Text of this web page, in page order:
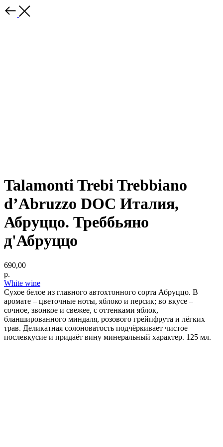
Talamonti Trebi Trebbiano
d’Abruzzo DOC Италия,
Абруццо. Треббьяно
д'Абруццо
690,00
р.
White wine
Сухое белое из главного автохтонного сорта Абруццо. В
аромате – цветочные ноты, яблоко и персик; во вкусе –
сочное, звонкое и свежее, с оттенками яблок,
бланшированного миндаля, розового грейпфрута и лёгких
трав. Деликатная солоноватость подчёркивает чистое
послевкусие и придаёт вину минеральный характер. 125 мл.